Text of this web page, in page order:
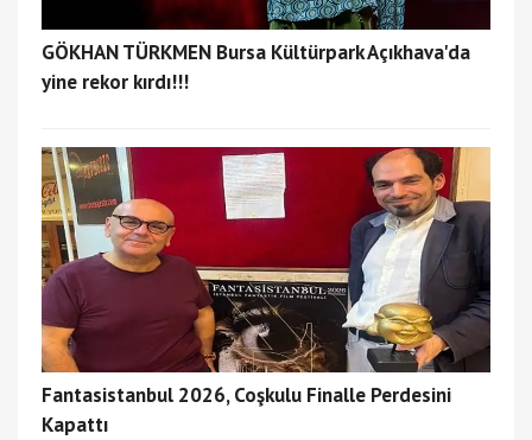
GÖKHAN TÜRKMEN Bursa Kültürpark Açıkhava'da
yine rekor kırdı!!!
Fantasistanbul 2026, Coşkulu Finalle Perdesini
Kapattı